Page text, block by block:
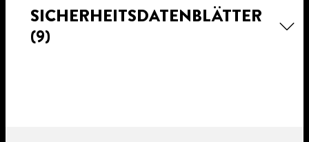
SICHERHEITSDATENBLÄTTER
(9)